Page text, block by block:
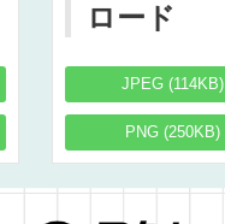
ロード
JPEG (114KB)
PNG (250KB)